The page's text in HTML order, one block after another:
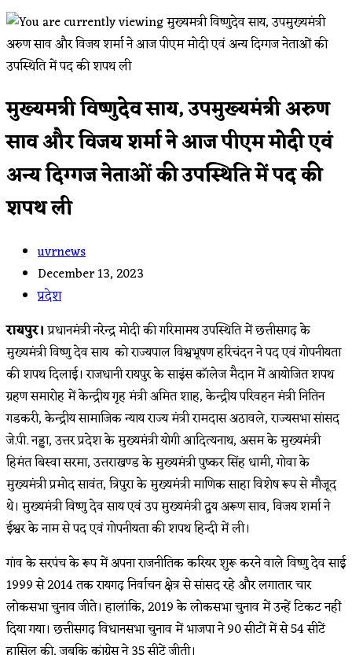
मुख्यमत्री विष्णुदेव साय, उपमुख्यमंत्री अरुण
साव और विजय शर्मा ने आज पीएम मोदी एवं
अन्य दिग्गज नेताओं की उपस्थिति में पद की
शपथ ली
Post
author:
uvrnews
Post
published:
December 13, 2023
Post
category:
प्रदेश
रायपुर।प्रधानमंत्री नरेन्द्र मोदी की गरिमामय उपस्थिति में छत्तीसगढ़ के
मुख्यमंत्री विष्णु देव साय को राज्यपाल विश्वभूषण हरिचंदन ने पद एवं गोपनीयता
की शपथ दिलाई। राजधानी रायपुर के साइंस कॉलेज मैदान में आयोजित शपथ
ग्रहण समारोह में केन्द्रीय गृह मंत्री अमित शाह, केन्द्रीय परिवहन मंत्री नितिन
गडकरी, केन्द्रीय सामाजिक न्याय राज्य मंत्री रामदास अठावले, राज्यसभा सांसद
जे.पी. नड्डा, उत्तर प्रदेश के मुख्यमंत्री योगी आदित्यनाथ, असम के मुख्यमंत्री
हिमंत बिस्वा सरमा, उत्तराखण्ड के मुख्यमंत्री पुष्कर सिंह धामी, गोवा के
मुख्यमंत्री प्रमोद सावंत, त्रिपुरा के मुख्यमंत्री माणिक साहा विशेष रूप से मौजूद
थे। मुख्यमंत्री विष्णु देव साय एवं उप मुख्यमंत्री द्वय अरूण साव, विजय शर्मा ने
ईश्वर के नाम से पद एवं गोपनीयता की शपथ हिन्दी में ली।
गांव के सरपंच के रूप में अपना राजनीतिक करियर शुरू करने वाले विष्णु देव साई
1999 से 2014 तक रायगढ़ निर्वाचन क्षेत्र से सांसद रहे और लगातार चार
लोकसभा चुनाव जीते। हालांकि, 2019 के लोकसभा चुनाव में उन्हें टिकट नहीं
दिया गया। छत्तीसगढ़ विधानसभा चुनाव में भाजपा ने 90 सीटों में से 54 सीटें